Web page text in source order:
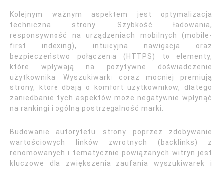
Kolejnym ważnym aspektem jest optymalizacja
techniczna strony. Szybkość ładowania,
responsywność na urządzeniach mobilnych (mobile-
first indexing), intuicyjna nawigacja oraz
bezpieczeństwo połączenia (HTTPS) to elementy,
które wpływają na pozytywne doświadczenie
użytkownika. Wyszukiwarki coraz mocniej premiują
strony, które dbają o komfort użytkowników, dlatego
zaniedbanie tych aspektów może negatywnie wpłynąć
na rankingi i ogólną postrzegalność marki.
Budowanie autorytetu strony poprzez zdobywanie
wartościowych linków zwrotnych (backlinks) z
renomowanych i tematycznie powiązanych witryn jest
kluczowe dla zwiększenia zaufania wyszukiwarek i